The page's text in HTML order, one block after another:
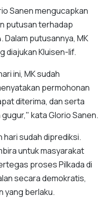
Sanen mengucapkan
putusan terhadap
Dalam putusannya, MK
diajukan Kluisen-Iif.
ini, MK sudah
permohonan
diterima, dan serta
kata Glorio Sanen.
hari sudah diprediksi.
untuk masyarakat
proses Pilkada di
secara demokratis,
yang berlaku.